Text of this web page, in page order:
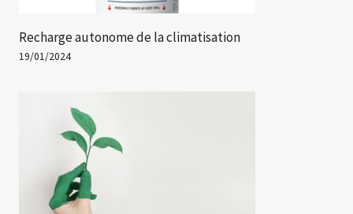
Recharge autonome de la climatisation
19/01/2024